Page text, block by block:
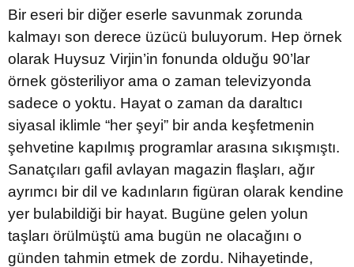
Bir eseri bir diğer eserle savunmak zorunda
kalmayı son derece üzücü buluyorum. Hep örnek
olarak Huysuz Virjin’in fonunda olduğu 90’lar
örnek gösteriliyor ama o zaman televizyonda
sadece o yoktu. Hayat o zaman da daraltıcı
siyasal iklimle “her şeyi” bir anda keşfetmenin
şehvetine kapılmış programlar arasına sıkışmıştı.
Sanatçıları gafil avlayan magazin flaşları, ağır
ayrımcı bir dil ve kadınların figüran olarak kendine
yer bulabildiği bir hayat. Bugüne gelen yolun
taşları örülmüştü ama bugün ne olacağını o
günden tahmin etmek de zordu. Nihayetinde,